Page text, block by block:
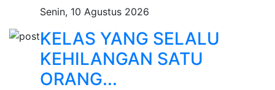
Senin, 10 Agustus 2026
KELAS YANG SELALU
KEHILANGAN SATU
ORANG...